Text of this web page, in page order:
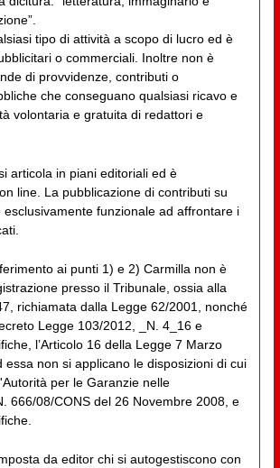
tipo di attività a scopo di lucro ed è
o commerciali. Inoltre non è
di provvidenze, contributi o
che conseguano qualsiasi ricavo e
volontaria e gratuita di redattori e
articola in piani editoriali ed è
line. La pubblicazione di contributi su
funzionale ad affrontare i
ai punti 1) e 2) Carmilla non è
presso il Tribunale, ossia alla
richiamata dalla Legge 62/2001, nonché
Legge 103/2012, _N. 4_16 e
l’Articolo 16 della Legge 7 Marzo
essa non si applicano le disposizioni di cui
per le Garanzie nelle
666/08/CONS del 26 Novembre 2008, e
da editor chi si autogestiscono con